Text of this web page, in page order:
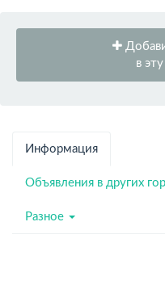
в
Информация
Объявления в других
Разное